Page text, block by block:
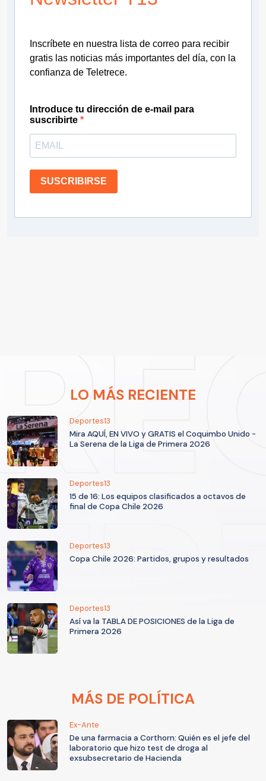
Inscríbete en nuestra lista de correo para recibir
gratis las noticias más importantes del día, con la
confianza de Teletrece.
Introduce tu dirección de e-mail para
suscribirte
SUSCRIBIRSE
LO MÁS RECIENTE
Deportes13
Mira AQUÍ, EN VIVO y GRATIS el Coquimbo Unido -
La Serena de la Liga de Primera 2026
Deportes13
15 de 16: Los equipos clasificados a octavos de
final de Copa Chile 2026
Deportes13
Copa Chile 2026: Partidos, grupos y resultados
Deportes13
Así va la TABLA DE POSICIONES de la Liga de
Primera 2026
MÁS DE POLÍTICA
Ex-Ante
De una farmacia a Corthorn: Quién es el jefe del
laboratorio que hizo test de droga al
exsubsecretario de Hacienda